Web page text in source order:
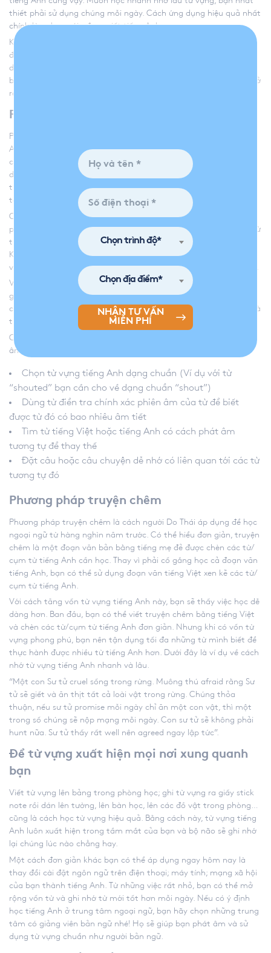
thiết phải sử dụng chúng mỗi ngày. Cách ứng dụng hiệu quả nhất
chính là nghe – nói – đọc – viết tiếng Anh.
Khi nghe – nói – đọc – viết tiếng Anh, bạn gặp rất nhiều khó khăn
để vận dụng tối đa vốn từ đã học. Bạn cũng sẽ lúng túng khi cần
diễn đạt một ý nào đó nhưng không biết từ để dùng. Bắt buộc
bạn phải hỏi; phải tra từ điển. Và đó là cách để bạn từng bước mở
rộng vốn từ vựng của mình.
Phương pháp âm thanh tương tự
Phương pháp âm thanh tương tự là
Anh siêu tốc
khá mới ở Việt Nam. Theo phương pháp này, bạn
cần chia một từ tiếng Anh thành nhiều âm tiết. Sau đó bạn sẽ
dùng một hay nhiều từ thay thế có cách phát âm tương tự. Từ
thay thế phải dễ hình dung và càng độc đáo, càng dễ nhớ càng
tốt.
Cách nhớ từ vựng tiếng Anh nhanhnày giúp não bộ của bạn sẽ
phải hình dung, liên tưởng ra những hình ảnh liên quan đến các từ
thay thế. Vì vậy, khả năng bạn ghi nhớ sẽ nhanh hơn và lâu hơn.
Khảo sát cho thấy cách này giúp người học nhớ 80% lượng từ
vựng, cao gấp 12% so với từ học theo phương pháp truyền thống.
Ví dụ khi học từ Helmet (Mũ bảo hiểm): Helmet phát âm gần
giống từ “heo – mệt” trong tiếng Việt. Bạn có thể hình dung một
con heo tỏ ra mệt mỏi khi phải đội mũ bảo hiểm. Khá hài hước và
thú vị đúng không nào?
Các bước thực hành
âm thanh tương tự:
Chọn từ vựng tiếng Anh dạng chuẩn (Ví dụ với từ
“shouted” bạn cần cho về dạng chuẩn “shout”)
Dùng từ điển tra chính xác phiên âm của từ để biết
được từ đó có bao nhiêu âm tiết
Tìm từ tiếng Việt hoặc tiếng Anh có cách phát âm
tương tự để thay thế
Đặt câu hoặc câu chuyện dễ nhớ có liên quan tới các từ
tương tự đó
Phương pháp truyện chêm
Phương pháp truyện chêm là cách người Do Thái áp dụng để học
ngoại ngữ từ hàng nghìn năm trước. Có thể hiểu đơn giản, truyện
chêm là một đoạn văn bản bằng tiếng mẹ đẻ được chèn các từ/
cụm từ tiếng Anh cần học. Thay vì phải cố gắng học cả đoạn văn
tiếng Anh, bạn có thể sử dụng đoạn văn tiếng Việt xen kẽ các từ/
cụm từ tiếng Anh.
Với cách tăng vốn từ vựng tiếng Anh này, bạn sẽ thấy việc học dễ
dàng hơn. Ban đầu, bạn có thể viết truyện chêm bằng tiếng Việt
và chèn các từ/cụm từ tiếng Anh đơn giản. Nhưng khi có vốn từ
vựng phong phú, bạn nên tận dụng tối đa những từ mình biết để
thực hành được nhiều từ tiếng Anh hơn. Dưới đây là ví dụ về cách
nhớ từ vựng tiếng Anh nhanh và lâu.
“Một con Sư tử cruel sống trong rừng. Muông thú afraid rằng Sư
tử sẽ giết và ăn thịt tất cả loài vật trong rừng. Chúng thỏa
thuận, nếu sư tử promise mỗi ngày chỉ ăn một con vật, thì một
trong số chúng sẽ nộp mạng mỗi ngày. Con sư tử sẽ không phải
hunt nữa. Sư tử thấy rất well nên agreed ngay lập tức”.
Để từ vựng xuất hiện mọi nơi xung quanh
bạn
Viết từ vựng lên bảng trong phòng học; ghi từ vựng ra giấy stick
note rồi dán lên tường, lên bàn học, lên các đồ vật trong phòng…
cũng là cách học từ vựng hiệu quả. Bằng cách này, từ vựng tiếng
Anh luôn xuất hiện trong tầm mắt của bạn và bộ não sẽ ghi nhớ
lại chúng lúc nào chẳng hay.
Một cách đơn giản khác bạn có thể áp dụng ngay hôm nay là
thay đổi cài đặt ngôn ngữ trên điện thoại; máy tính; mạng xã hội
của bạn thành tiếng Anh. Từ những việc rất nhỏ, bạn có thể mở
rộng vốn từ và ghi nhớ từ mới tốt hơn mỗi ngày. Nếu có ý định
học tiếng Anh ở trung tâm ngoại ngữ, bạn hãy chọn những trung
tâm có giảng viên bản ngữ nhé! Họ sẽ giúp bạn phát âm và sử
dụng từ vựng chuẩn như người bản ngữ.
Chọn trình độ*
Chọn địa điểm*
NHẬN TƯ VẤN
MIỄN PHÍ